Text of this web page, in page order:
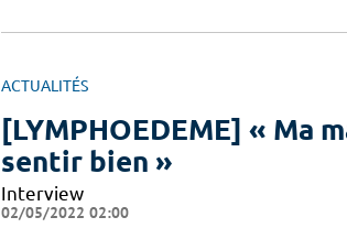
ACTUALITÉS
[LYMPHOEDEME] « Ma
sentir bien »
Interview
02/05/2022 02:00